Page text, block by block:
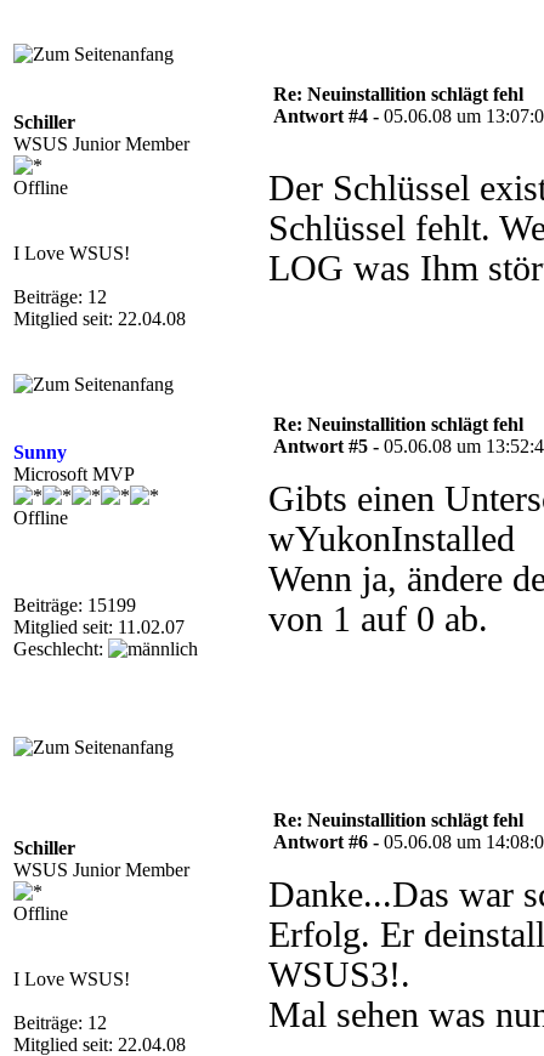
Schiller
WSUS Junior Member
Offline
I Love WSUS!
Beiträge: 12
Mitglied seit: 22.04.08
Re: Neuinstallition schlägt fehl
Antwort #4 - 05.06.08 um
Der Schlüssel
Schlüssel fehlt.
LOG was Ihm
Sunny
Microsoft MVP
Offline
Beiträge: 15199
Mitglied seit: 11.02.07
Geschlecht:
Re: Neuinstallition schlägt fehl
Antwort #5 - 05.06.08 um
Gibts einen
wYukonInstalled
Wenn ja, ändere
von 1 auf 0 ab.
Schiller
WSUS Junior Member
Offline
I Love WSUS!
Beiträge: 12
Mitglied seit: 22.04.08
Re: Neuinstallition schlägt fehl
Antwort #6 - 05.06.08 um
Danke...Das war
Erfolg. Er
WSUS3!.
Mal sehen was